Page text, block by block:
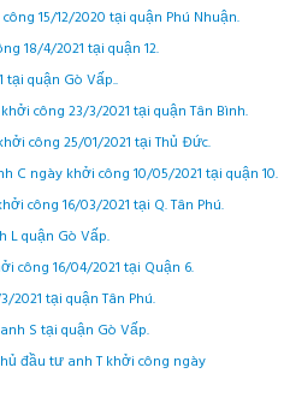
15/12/2020 tại quận Phú Nhuận.
18/4/2021 tại quận 12.
tại quận Gò Vấp..
công 23/3/2021 tại quận Tân Bình.
công 25/01/2021 tại Thủ Đức.
C ngày khởi công 10/05/2021 tại quận 10.
công 16/03/2021 tại Q. Tân Phú.
L quận Gò Vấp.
công 16/04/2021 tại Quận 6.
tại quận Tân Phú.
S tại quận Gò Vấp.
đầu tư anh T khởi công ngày